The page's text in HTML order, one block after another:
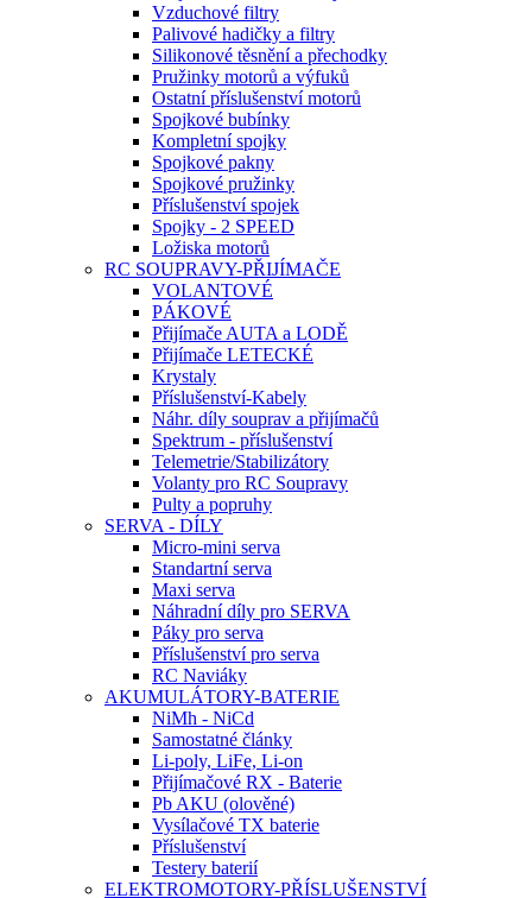
Vzduchové filtry
Palivové hadičky a filtry
Silikonové těsnění a přechodky
Pružinky motorů a výfuků
Ostatní příslušenství motorů
Spojkové bubínky
Kompletní spojky
Spojkové pakny
Spojkové pružinky
Příslušenství spojek
Spojky - 2 SPEED
Ložiska motorů
RC SOUPRAVY-PŘIJÍMAČE
VOLANTOVÉ
PÁKOVÉ
Přijímače AUTA a LODĚ
Přijímače LETECKÉ
Krystaly
Příslušenství-Kabely
Náhr. díly souprav a přijímačů
Spektrum - příslušenství
Telemetrie/Stabilizátory
Volanty pro RC Soupravy
Pulty a popruhy
SERVA - DÍLY
Micro-mini serva
Standartní serva
Maxi serva
Náhradní díly pro SERVA
Páky pro serva
Příslušenství pro serva
RC Naviáky
AKUMULÁTORY-BATERIE
NiMh - NiCd
Samostatné články
Li-poly, LiFe, Li-on
Přijímačové RX - Baterie
Pb AKU (olověné)
Vysílačové TX baterie
Příslušenství
Testery baterií
ELEKTROMOTORY-PŘÍSLUŠENSTVÍ